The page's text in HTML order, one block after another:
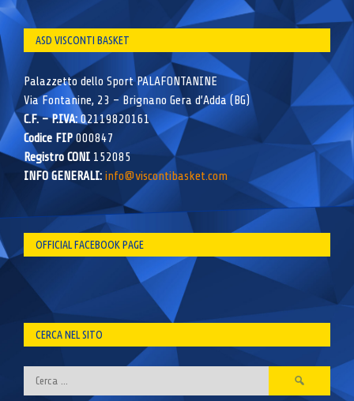
ASD VISCONTI BASKET
Palazzetto dello Sport PALAFONTANINE
Via Fontanine, 23 – Brignano Gera d’Adda (BG)
C.F. – P.IVA:02119820161
Codice FIP000847
Registro CONI 152085
INFO GENERALI: info@viscontibasket.com
OFFICIAL FACEBOOK PAGE
CERCA NEL SITO
Ricerca
per: